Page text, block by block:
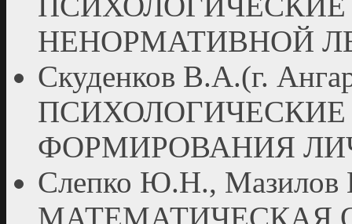
НЕНОРМАТИВНОЙ
Скуденков В.А.(г.
ФОРМИРОВАНИЯ
Слепко Ю.Н., Мазилов